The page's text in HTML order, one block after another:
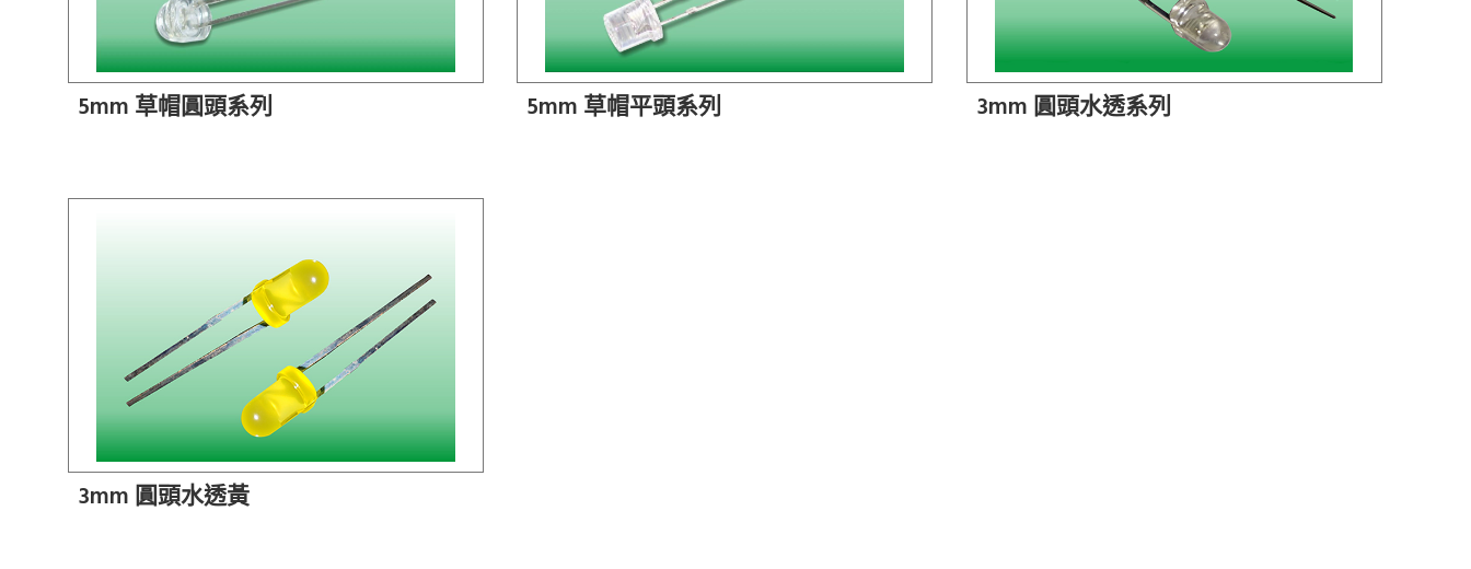
5mm 草帽圓頭系列 5mm 草帽平頭系列 3mm 圓頭水透系列
3mm 圓頭水透黃